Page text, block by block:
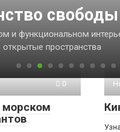
и функциональном
пространства
0
морском